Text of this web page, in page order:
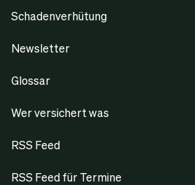
Schadenverhütung
Newsletter
Glossar
Wer versichert was
RSS Feed
RSS Feed für Termine